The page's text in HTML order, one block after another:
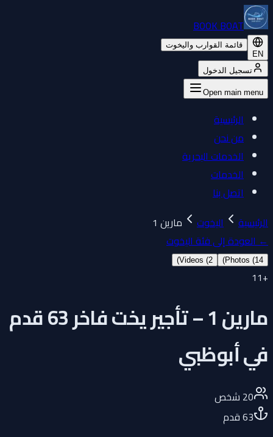
BOOK BOAT
EN
قائمة القوارب واليخوت
تسجيل الدخول
Open main menu
الرئيسية
من نحن
الخدمات البحرية
الخدمات
اتصل بنا
الرئيسية
اليخوت
مارين 1
←العودة إلى فئة اليخوت
Photos (14
)
Videos (
)
11
مارين 1 – تأجير يخت فاخر 63 قدم
في أبوظبي
20شخص
63 قدم